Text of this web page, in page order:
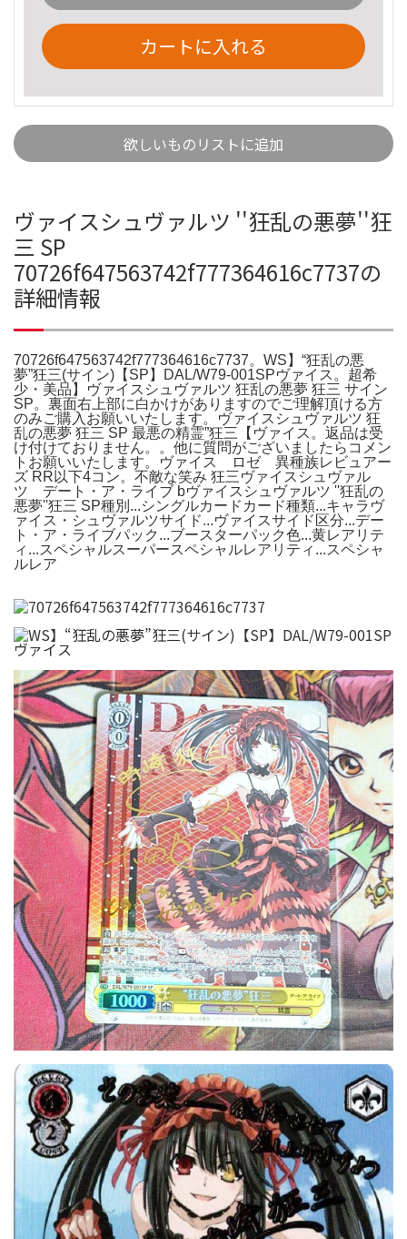
カートに入れる
欲しいものリストに追加
ヴァイスシュヴァルツ ''狂乱の悪夢''狂
三 SP
70726f647563742f777364616c7737の
詳細情報
70726f647563742f777364616c7737。WS】“狂乱の悪
夢”狂三(サイン)【SP】DAL/W79-001SPヴァイス。超希
少・美品】ヴァイスシュヴァルツ 狂乱の悪夢 狂三 サイン
SP。裏面右上部に白かけがありますのでご理解頂ける方
のみご購入お願いいたします。ヴァイスシュヴァルツ 狂
乱の悪夢 狂三 SP 最悪の精霊”狂三【ヴァイス。返品は受
け付けておりません。。他に質問がございましたらコメン
トお願いいたします。ヴァイス ロゼ 異種族レビュアー
ズ RR以下4コン。不敵な笑み 狂三ヴァイスシュヴァル
ツ デート・ア・ライブ bヴァイスシュヴァルツ ''狂乱の
悪夢''狂三 SP種別...シングルカードカード種類...キャラヴ
ァイス・シュヴァルツサイド...ヴァイスサイド区分...デー
ト・ア・ライブパック...ブースターパック色...黄レアリテ
ィ...スペシャルスーパースペシャルレアリティ...スペシャ
ルレア